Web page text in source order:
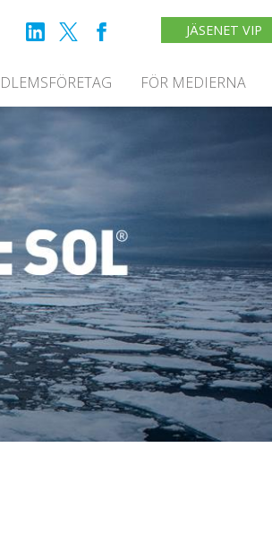
JÄSENET VIP
FÖR MEDIERNA